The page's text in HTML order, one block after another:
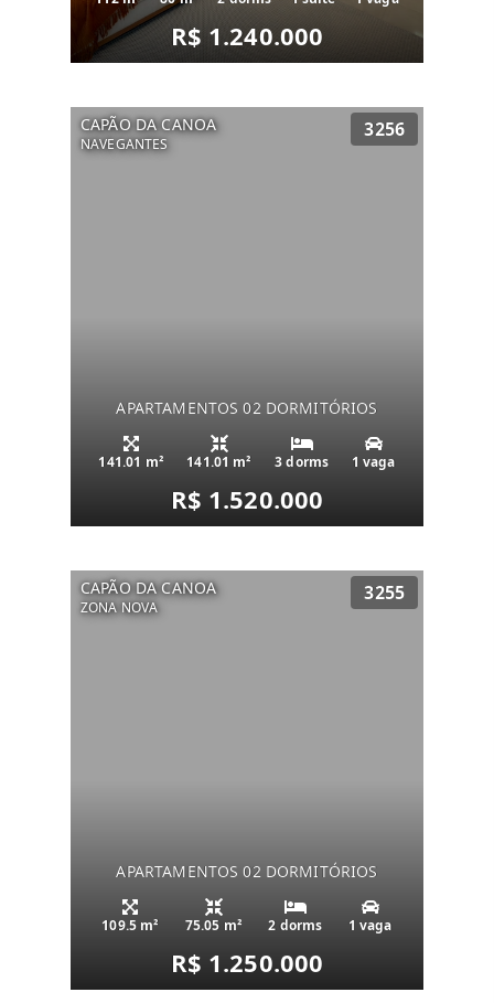
R$ 1.240.000
CAPÃO DA CANOA
NAVEGANTES
3256
APARTAMENTOS 02 DORMITÓRIOS
141.01 m² 141.01 m² 3 dorms 1 vaga
R$ 1.520.000
CAPÃO DA CANOA
ZONA NOVA
3255
APARTAMENTOS 02 DORMITÓRIOS
109.5 m² 75.05 m² 2 dorms 1 vaga
R$ 1.250.000